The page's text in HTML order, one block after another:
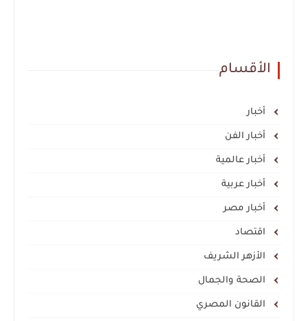
الأقسام
أخبار
أخبار الفن
أخبار عالمية
أخبار عربية
أخبار مصر
اقتصاد
الأزهر الشريف
الصحة والجمال
القانون المصري